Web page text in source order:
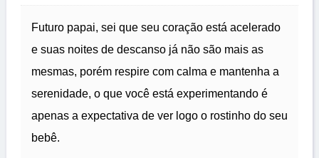
Futuro papai, sei que seu coração está acelerado
e suas noites de descanso já não são mais as
mesmas, porém respire com calma e mantenha a
serenidade, o que você está experimentando é
apenas a expectativa de ver logo o rostinho do seu
bebê.